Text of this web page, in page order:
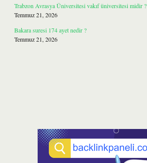
Trabzon Avrasya Üniversitesi vakıf üniversitesi midir ?
Temmuz 21, 2026
Bakara suresi 174 ayet nedir ?
Temmuz 21, 2026